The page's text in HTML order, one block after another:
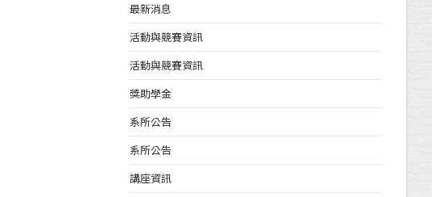
最新消息
活動與競賽資訊
活動與競賽資訊
獎助學金
系所公告
系所公告
講座資訊